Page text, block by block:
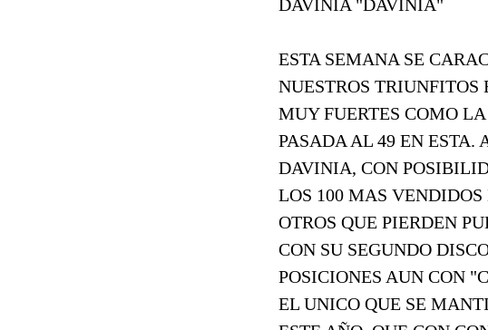
DAVINIA "DAVINIA"
ESTA SEMANA SE
NUESTROS TRIUNFITOS
MUY FUERTES COMO
PASADA AL 49 EN ESTA.
DAVINIA, CON
LOS 100 MAS VENDIDOS
OTROS QUE PIERDEN
CON SU SEGUNDO
POSICIONES AUN CON
EL UNICO QUE SE